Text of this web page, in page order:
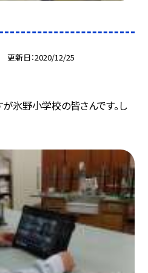
更新日 2020/12/25
氷野小学校の皆さんです。し